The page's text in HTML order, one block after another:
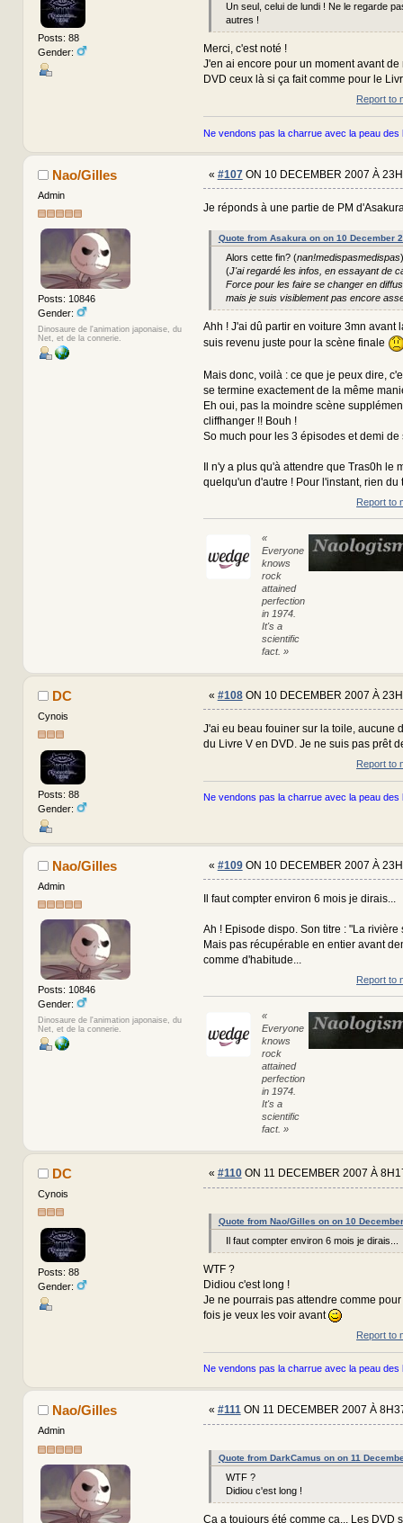
Posts: 88
Gender:
Un seul, celui de lundi ! Ne le regarde
autres !
Merci, c'est noté !
J'en ai encore pour un moment avant de
DVD ceux là si ça fait comme pour le
Report to
Ne vendons pas la charrue avec la peau des
Nao/Gilles
Admin
Posts: 10846
Gender:
Dinosaure de l'animation japonaise, du
Net, et de la connerie.
« #107ON 10 DECEMBER 2007 À
Je réponds à une partie de PM
Quote from Asakura on on 10 December
Alors cette fin? (nan!medispasmedispas)
(J'ai regardé les infos, en essayant de
Force pour les faire se changer en
mais je suis visiblement pas encore
Ahh ! J'ai dû partir en voiture 3mn avant
suis revenu juste pour la scène finale
Mais donc, voilà : ce que je peux dire,
se termine exactement de la même
Eh oui, pas la moindre scène
cliffhanger !! Bouh !
So much pour les 3 épisodes et demi
Il n'y a plus qu'à attendre que Tras0h le
quelqu'un d'autre ! Pour l'instant, rien du
Report to
«
Everyone
knows
rock
attained
perfection
in 1974.
It's a
scientific
fact. »
DC
Cynois
Posts: 88
Gender:
« #108ON 10 DECEMBER 2007 À
J'ai eu beau fouiner sur la toile, aucune
du Livre V en DVD. Je ne suis pas prêt
Report to
Ne vendons pas la charrue avec la peau des
Nao/Gilles
Admin
Posts: 10846
Gender:
Dinosaure de l'animation japonaise, du
Net, et de la connerie.
« #109ON 10 DECEMBER 2007 À
Il faut compter environ 6 mois je dirais...
Ah ! Episode dispo. Son titre : "La rivière
Mais pas récupérable en entier avant
comme d'habitude...
Report to
«
Everyone
knows
rock
attained
perfection
in 1974.
It's a
scientific
fact. »
DC
Cynois
Posts: 88
Gender:
« #110ON 11 DECEMBER 2007 À
Quote from Nao/Gilles on on 10
Il faut compter environ 6 mois je dirais...
WTF ?
Didiou c'est long !
Je ne pourrais pas attendre comme pour
fois je veux les voir avant
Report to
Ne vendons pas la charrue avec la peau des
Nao/Gilles
Admin
« #111ON 11 DECEMBER 2007 À
Quote from DarkCamus on on 11
WTF ?
Didiou c'est long !
Ca a toujours été comme ça... Les DVD